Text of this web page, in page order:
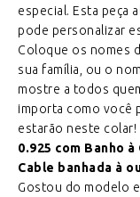
especial. Esta peça
pode personalizar
Coloque os nomes
sua família, ou o
mostre a todos
importa como você
estarão neste colar!
0.925 com Banho à
Cable banhada à
Gostou do modelo